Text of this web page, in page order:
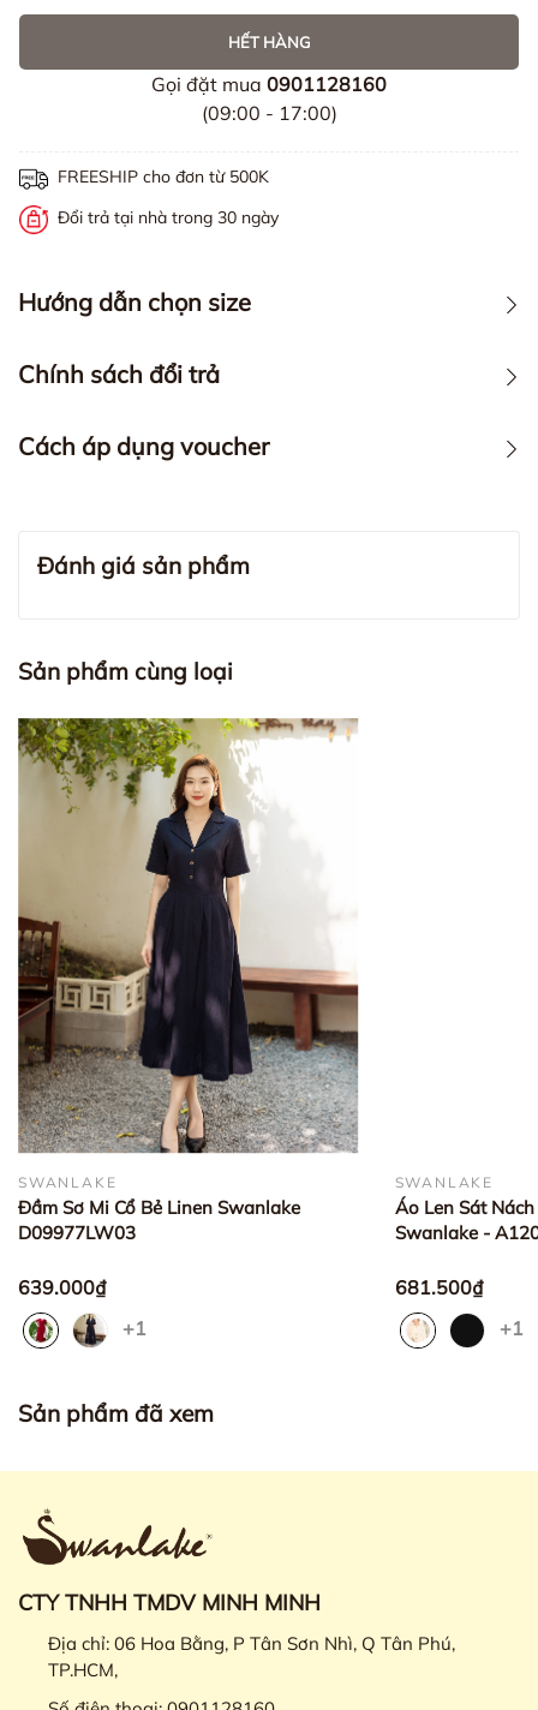
HẾT HÀNG
Gọi đặt mua 0901128160
(09:00 - 17:00)
FREESHIP cho đơn từ 500K
Đổi trả tại nhà trong 30 ngày
Hướng dẫn chọn size
Chính sách đổi trả
Cách áp dụng voucher
Đánh giá sản phẩm
Sản phẩm cùng loại
SWANLAKE
Đầm Sơ Mi Cổ Bẻ Linen Swanlake
D09977LW03
639.000₫
+1
SWANLAKE
Áo Len Sát
Swanlake -
681.500₫
+1
Sản phẩm đã xem
CTY TNHH TMDV MINH MINH
Địa chỉ: 06 Hoa Bằng, P Tân Sơn Nhì, Q Tân Phú,
TP.HCM,